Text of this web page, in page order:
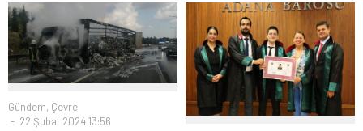
Gündem, Çevre
22 Şubat 2024 13:56